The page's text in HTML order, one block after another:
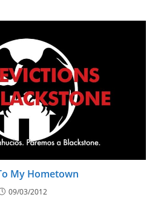
My Hometown
09/03/2012